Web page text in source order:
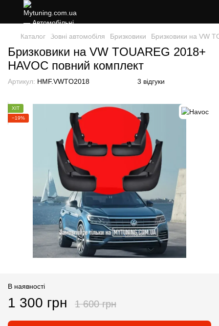
Каталог Зовні автомобіля Бризковики Бризковики на VW
Бризковики на VW TOUAREG 2018+
HAVOC повний комплект
Артикул: HMF.VWTO2018 3 відгуки
ХІТ
−19%
В наявності
1 300 грн 1 600 грн